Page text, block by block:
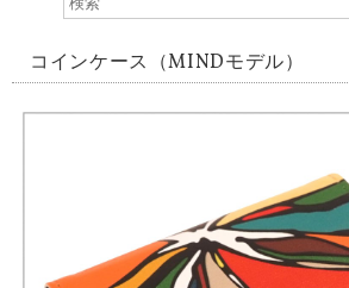
コインケース（MINDモデル）